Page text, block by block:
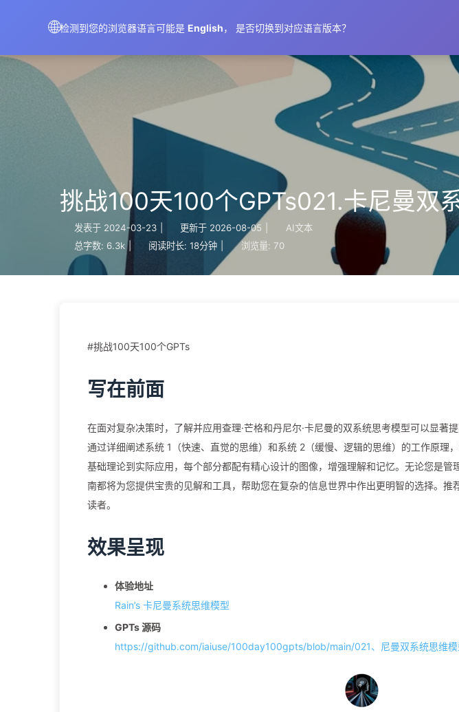
🌐检测到您的浏览器语言可能是 English， 是否切换到对应语言版本？
AIMeticulously
挑战100天100个GPTs021.卡尼曼
发表于 2024-03-23 更新于 2026-08-05
AI文本
总字数: 6.3k | 阅读时长: 18分钟 浏览量: 70
#挑战100天100个GPTs
写在前面
在面对复杂决策时，了解并应用查理·芒格和丹尼尔·卡尼曼的双系统思考模型可以显著
通过详细阐述系统 1（快速、直觉的思维）和系统 2（缓慢、逻辑的思维）的工作原理
基础理论到实际应用，每个部分都配有精心设计的图像，增强理解和记忆。无论您是管
南都将为您提供宝贵的见解和工具，帮助您在复杂的信息世界中作出更明智的选择。推
读者。
效果呈现
体验地址
Rain’s 卡尼曼系统思维模型
GPTs 源码
https://github.com/iaiuse/100day100gpts/blob/main/021、尼曼双系统思维模